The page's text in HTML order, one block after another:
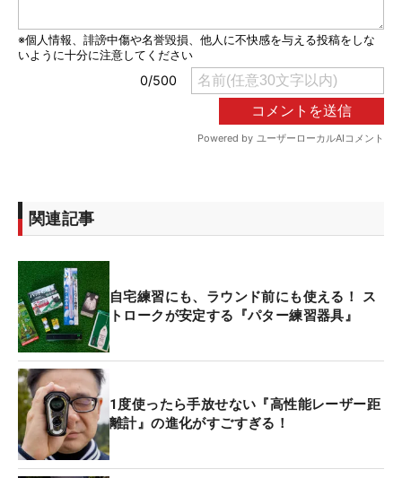
関連記事
自宅練習にも、ラウンド前にも使える！ ス
トロークが安定する『パター練習器具』
1度使ったら手放せない『高性能レーザー距
離計』の進化がすごすぎる！